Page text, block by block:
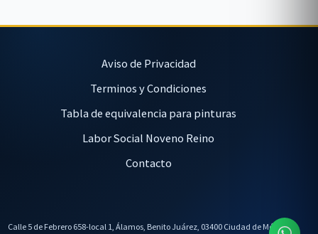
Aviso de Privacidad
Terminos y Condiciones
Tabla de equivalencia para pinturas
Labor Social Noveno Reino
Contacto
Calle 5 de Febrero 658-local 1, Álamos, Benito Juárez, 03400 Ciudad de México,